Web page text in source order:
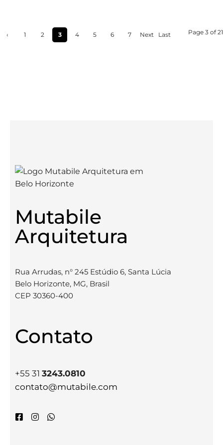
‹
1 2 3 4 5 6 7
Next
Last
Page 3 of 21
Mutabile
Arquitetura
Rua Arrudas, n° 245 Estúdio 6, Santa Lúcia
Belo Horizonte, MG, Brasil
CEP 30360-400
Contato
+55 31 3243.0810
contato@mutabile.com